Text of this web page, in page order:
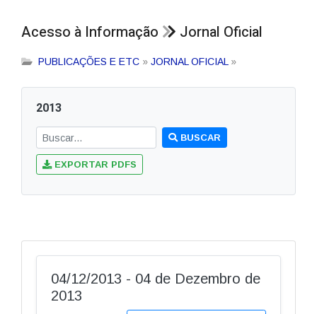
Acesso à Informação Jornal Oficial
PUBLICAÇÕES E ETC » JORNAL OFICIAL »
2013
BUSCAR
EXPORTAR PDFS
04/12/2013 - 04 de Dezembro de
2013